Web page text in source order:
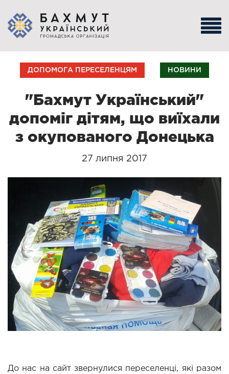
ДОПОМОГА ПЕРЕСЕЛЕНЦЯМ НОВИНИ
"Бахмут Український"
допоміг дітям, що виїхали
з окупованого Донецька
27 липня 2017
До нас на сайт звернулися переселенці, які разом